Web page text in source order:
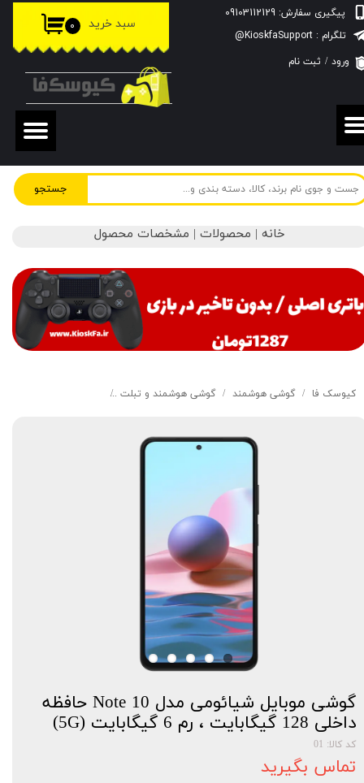
جستجو
پیگیری سفارش: 09103112129
۰ سبد خرید
ورود / ثبت نام
حساب کاربری من
تغییر گذر واژه
سفارشات
خروج از حساب کاربری
تلگرام : KioskfaSupport@
خانه | محصولات | مشخصات محصول
کیوسک‌ فا گوشی هوشمند گوشی هوشمند و تبلت
گوشی موبایل شیائومی مدل Note 10 حافظه
داخلی 128 گیگابایت ، رم 6 گیگابایت (5G)
کد کالا: 01
تماس بگیرید